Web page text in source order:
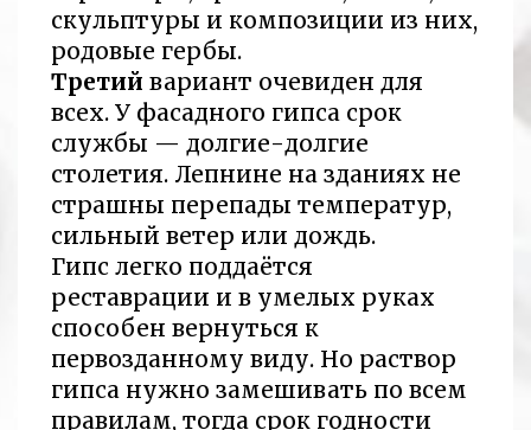
скульптуры и композиции из них,
родовые гербы.
Третий вариант очевиден для
всех. У фасадного гипса срок
службы — долгие-долгие
столетия. Лепнине на зданиях не
страшны перепады температур,
сильный ветер или дождь.
Гипс легко поддаётся
реставрации и в умелых руках
способен вернуться к
первозданному виду. Но раствор
гипса нужно замешивать по всем
правилам, тогда срок годности